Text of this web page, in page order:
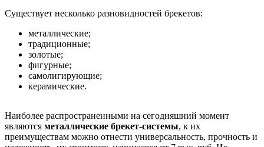
Существует несколько разновидностей брекетов:
металлические;
традиционные;
золотые;
фигурные;
самолигирующие;
керамические.
Наиболее распространенными на сегодняшний момент
являются металлические брекет-системы, к их
преимуществам можно отнести универсальность, прочность и